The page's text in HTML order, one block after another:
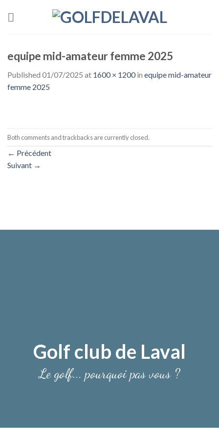
equipe mid-amateur femme 2025
Published 01/07/2025 at 1600 × 1200in equipe mid-amateur
femme 2025
Both comments and trackbacks are currently closed.
← Précédent
Suivant →
Golf club de Laval
Le golf... pourquoi pas vous ?